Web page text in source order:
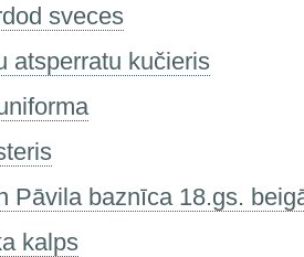
sveсes
atsperratu kučieris
Pāvila baznīca 18.gs.
kalps